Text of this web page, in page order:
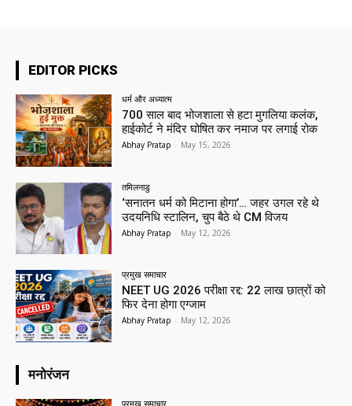
EDITOR PICKS
धर्म और अध्यात्म
700 साल बाद भोजशाला से हटा मुगलिया कलंक,
हाईकोर्ट ने मंदिर घोषित कर नमाज पर लगाई रोक
Abhay Pratap - May 15, 2026
तमिलनाडु
‘सनातन धर्म को मिटाना होगा’… जहर उगल रहे थे
उदयनिधि स्टालिन, चुप बैठे थे CM विजय
Abhay Pratap - May 12, 2026
प्रमुख समाचार‎
NEET UG 2026 परीक्षा रद्द: 22 लाख छात्रों को
फिर देना होगा एग्जाम
Abhay Pratap - May 12, 2026
मनोरंजन
प्रमुख समाचार‎